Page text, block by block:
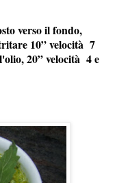
verso il fondo,
10” velocità 7
20” velocità 4 e